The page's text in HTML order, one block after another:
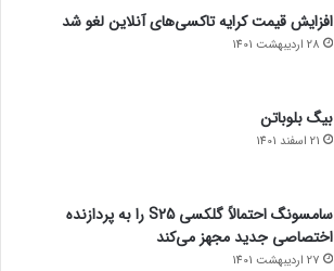
افزایش قیمت کرایه تاکسی‌های آنلاین لغو شد
28 اردیبهشت 1401
بیگ بلوباتن
21 اسفند 1401
سامسونگ احتمالاً گلکسی S25 را به پردازنده
اختصاصی جدید مجهز می‌کند
27 اردیبهشت 1401